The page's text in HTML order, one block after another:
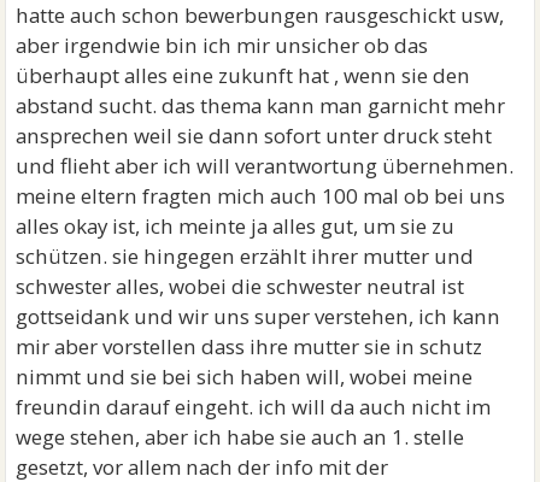
hatte auch schon bewerbungen rausgeschickt usw,
aber irgendwie bin ich mir unsicher ob das
überhaupt alles eine zukunft hat , wenn sie den
abstand sucht. das thema kann man garnicht mehr
ansprechen weil sie dann sofort unter druck steht
und flieht aber ich will verantwortung übernehmen.
meine eltern fragten mich auch 100 mal ob bei uns
alles okay ist, ich meinte ja alles gut, um sie zu
schützen. sie hingegen erzählt ihrer mutter und
schwester alles, wobei die schwester neutral ist
gottseidank und wir uns super verstehen, ich kann
mir aber vorstellen dass ihre mutter sie in schutz
nimmt und sie bei sich haben will, wobei meine
freundin darauf eingeht. ich will da auch nicht im
wege stehen, aber ich habe sie auch an 1. stelle
gesetzt, vor allem nach der info mit der